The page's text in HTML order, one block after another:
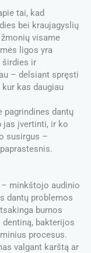
tai, kad
bei kraujagyslių
visame
ligos yra
širdies ir
– delsiant spręsti
kas daugiau
pagrindines dantų
jas įvertinti, ir ko
susirgus –
minkštojo audinio
dantų problemos
burnos
dentiną, bakterijos
procesus.
valgant karštą ar